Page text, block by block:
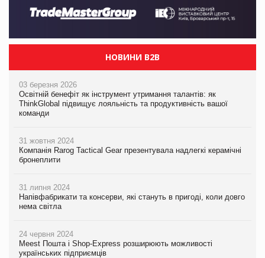
НОВИНИ B2B
03 березня 2026
Освітній бенефіт як інструмент утримання талантів: як
ThinkGlobal підвищує лояльність та продуктивність вашої
команди
31 жовтня 2024
Компанія Rarog Tactical Gear презентувала надлегкі керамічні
бронеплити
31 липня 2024
Напівфабрикати та консерви, які стануть в пригоді, коли довго
нема світла
24 червня 2024
Meest Пошта і Shop-Express розширюють можливості
українських підприємців